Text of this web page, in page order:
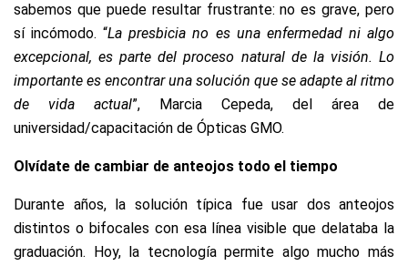
sabemos que puede resultar frustrante: no es grave, pero
sí incómodo. “La presbicia no es una enfermedad ni algo
excepcional, es parte del proceso natural de la visión. Lo
importante es encontrar una solución que se adapte al ritmo
de vida actual”, Marcia Cepeda, del área de
universidad/capacitación de Ópticas GMO.
Olvídate de cambiar de anteojos todo el tiempo
Durante años, la solución típica fue usar dos anteojos
distintos o bifocales con esa línea visible que delataba la
graduación. Hoy, la tecnología permite algo mucho más